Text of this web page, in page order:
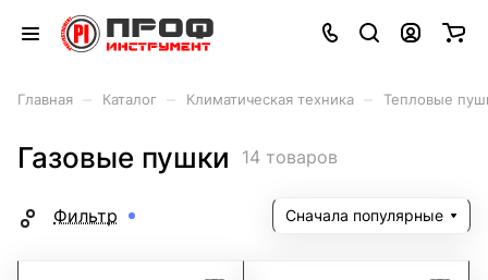
Главная Каталог Климатическая техника Тепловые
Газовые пушки 14 товаров
Фильтр Сначала популярные